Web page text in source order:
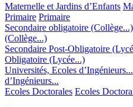
Maternelle et Jardins d’Enfants
Primaire Primaire
Secondaire obligatoire (Collège...)
(Collège...)
Secondaire Post-Obligatoire
Obligatoire (Lycée...)
Universités, Ecoles d’Ingénieurs...
d’Ingénieurs...
Ecoles Doctorales Ecoles